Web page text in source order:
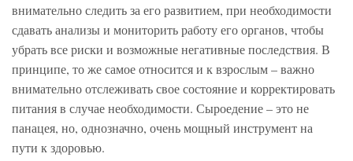
внимательно следить за его развитием, при необходимости
сдавать анализы и мониторить работу его органов, чтобы
убрать все риски и возможные негативные последствия. В
принципе, то же самое относится и к взрослым – важно
внимательно отслеживать свое состояние и корректировать
питания в случае необходимости. Сыроедение – это не
панацея, но, однозначно, очень мощный инструмент на
пути к здоровью.